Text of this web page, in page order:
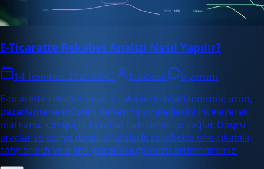
E-Ticarette Rekabet Analizi Nasıl Yapılır?
14 Temmuz 2026 09:45 Enabase
0 yorum
E-ticarette rekabet analizi, rakiplerin fiyatlandırma, ürün,
pazarlama ve müşteri deneyimi stratejilerini inceleyerek
markanız için güçlü fırsatlar belirlemenizi sağlar. Doğru
araçlar ve veriye dayalı analizlerle rekabette öne çıkabilir,
satışlarınızı ve dijital görünürlüğünüzü artırabilirsiniz.